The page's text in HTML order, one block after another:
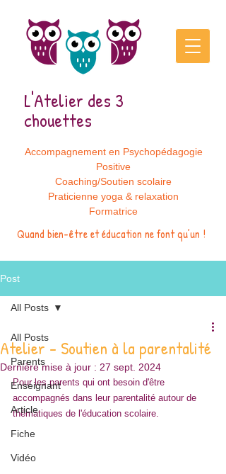
Quand bien-être et éducation ne font qu’un !
L'Atelier des 3
chouettes
Accompagnement en Psychopédagogie
Positive
Coaching/Soutien scolaire
Praticienne yoga & relaxation
Formatrice
Post
All Posts
Parents
Enseignant
Article
Fiche
Vidéo
All Posts
Atelier - Soutien à la parentalité
Dernière mise à jour : 27 sept. 2024
Pour les parents qui ont besoin d'être
accompagnés dans leur parentalité autour de
thématiques de l'éducation scolaire.